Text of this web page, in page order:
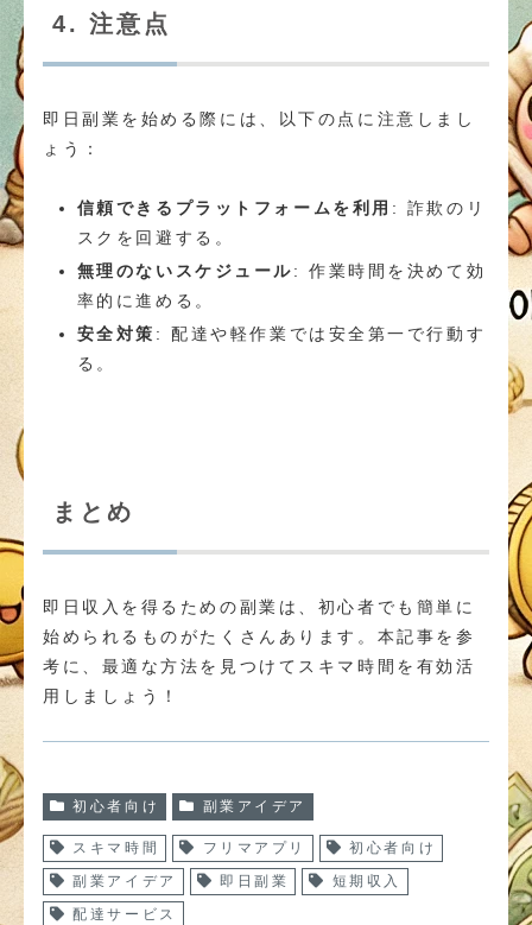
4. 注意点
即日副業を始める際には、以下の点に注意しまし
ょう：
信頼できるプラットフォームを利用 : 詐欺のリ
スクを回避する。
無理のないスケジュール: 作業時間を決めて効
率的に進める。
安全対策 : 配達や軽作業では安全第一で行動す
る。
まとめ
即日収入を得るための副業は、初心者でも簡単に
始められるものがたくさんあります。本記事を参
考に、最適な方法を見つけてスキマ時間を有効活
用しましょう！
初心者向け 副業アイデア
スキマ時間 フリマアプリ
初心者向け
副業アイデア
即日副業
短期収入
配達サービス